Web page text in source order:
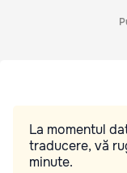
La momentul
traducere, vă
minute.